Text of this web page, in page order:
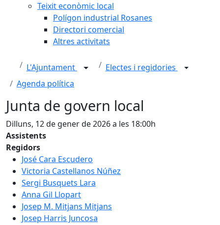
Teixit econòmic local
Polígon industrial Rosanes
Directori comercial
Altres activitats
L'Ajuntament
Electes i regidories
Agenda política
Junta de govern local
Dilluns, 12 de gener de 2026 a les 18:00h
Assistents
Regidors
José Cara Escudero
Victoria Castellanos Núñez
Sergi Busquets Lara
Anna Gil Llopart
Josep M. Mitjans Mitjans
Josep Harris Juncosa